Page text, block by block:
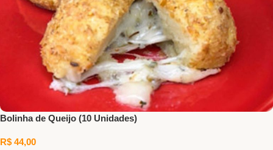
Bolinha de Queijo (10 Unidades)
R$ 44,00